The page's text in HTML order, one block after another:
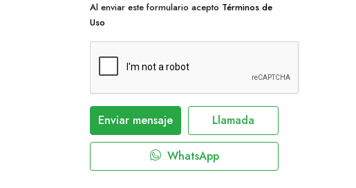
Al enviar este formulario acepto Términos de
Uso
Enviar mensaje Llamada
WhatsApp